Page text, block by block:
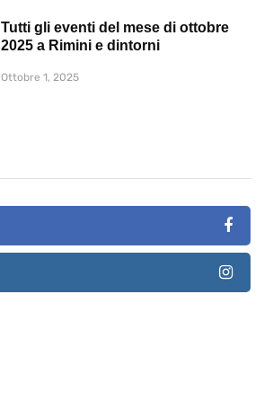
Tutti gli eventi del mese di ottobre
2025 a Rimini e dintorni
Ottobre 1, 2025